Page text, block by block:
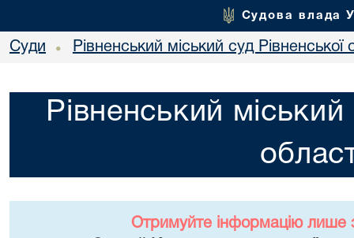
Судова влада
Суди • Рівненський міський суд Рівненської
Рівненський міський
Отримуйте інформацію лише